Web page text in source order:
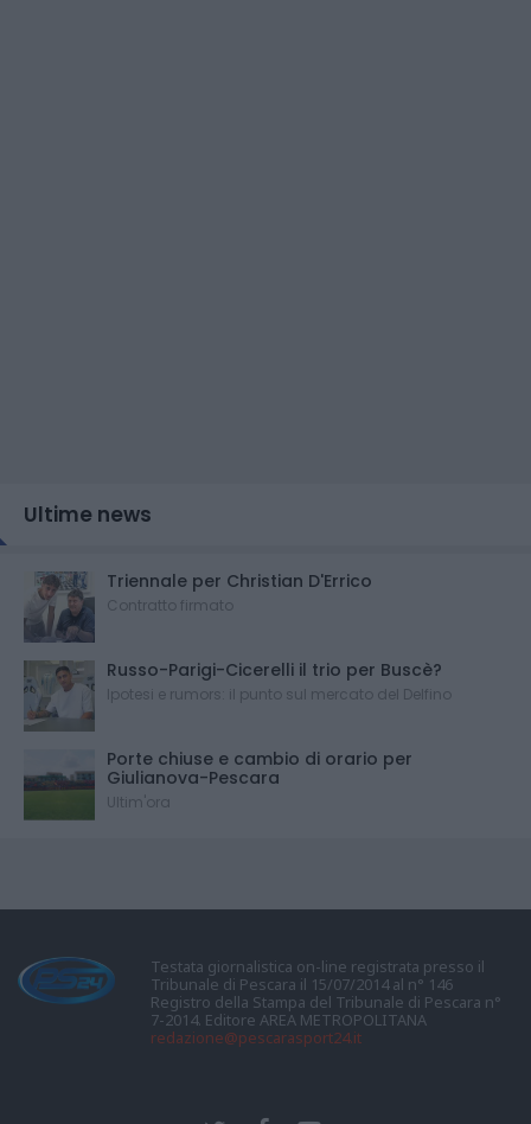
Ultime news
Triennale per Christian D'Errico
Contratto firmato
Russo-Parigi-Cicerelli il trio per Buscè?
Ipotesi e rumors: il punto sul mercato del Delfino
Porte chiuse e cambio di orario per
Giulianova-Pescara
Ultim'ora
Testata giornalistica on-line registrata presso il
Tribunale di Pescara il 15/07/2014 al n° 146
Registro della Stampa del Tribunale di Pescara n°
7-2014. Editore AREA METROPOLITANA
redazione@pescarasport24.it